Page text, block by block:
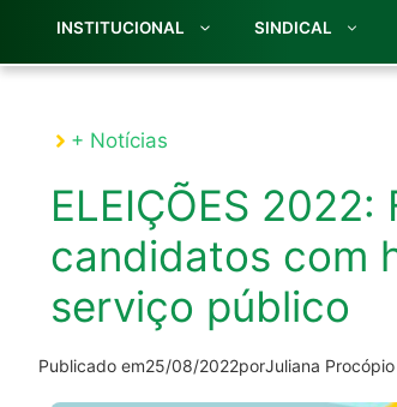
INSTITUCIONAL SINDICAL
+ Notícias
ELEIÇÕES
candidatos com
serviço público
Publicado em25/08/2022porJuliana Procópio